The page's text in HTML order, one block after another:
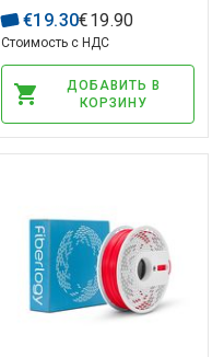
€19.30€19.90
Стоимость с НДС
ДОБАВИТЬ В
КОРЗИНУ